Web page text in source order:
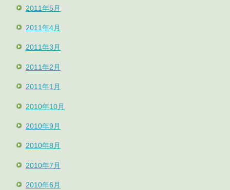
2011年5月
2011年4月
2011年3月
2011年2月
2011年1月
2010年10月
2010年9月
2010年8月
2010年7月
2010年6月